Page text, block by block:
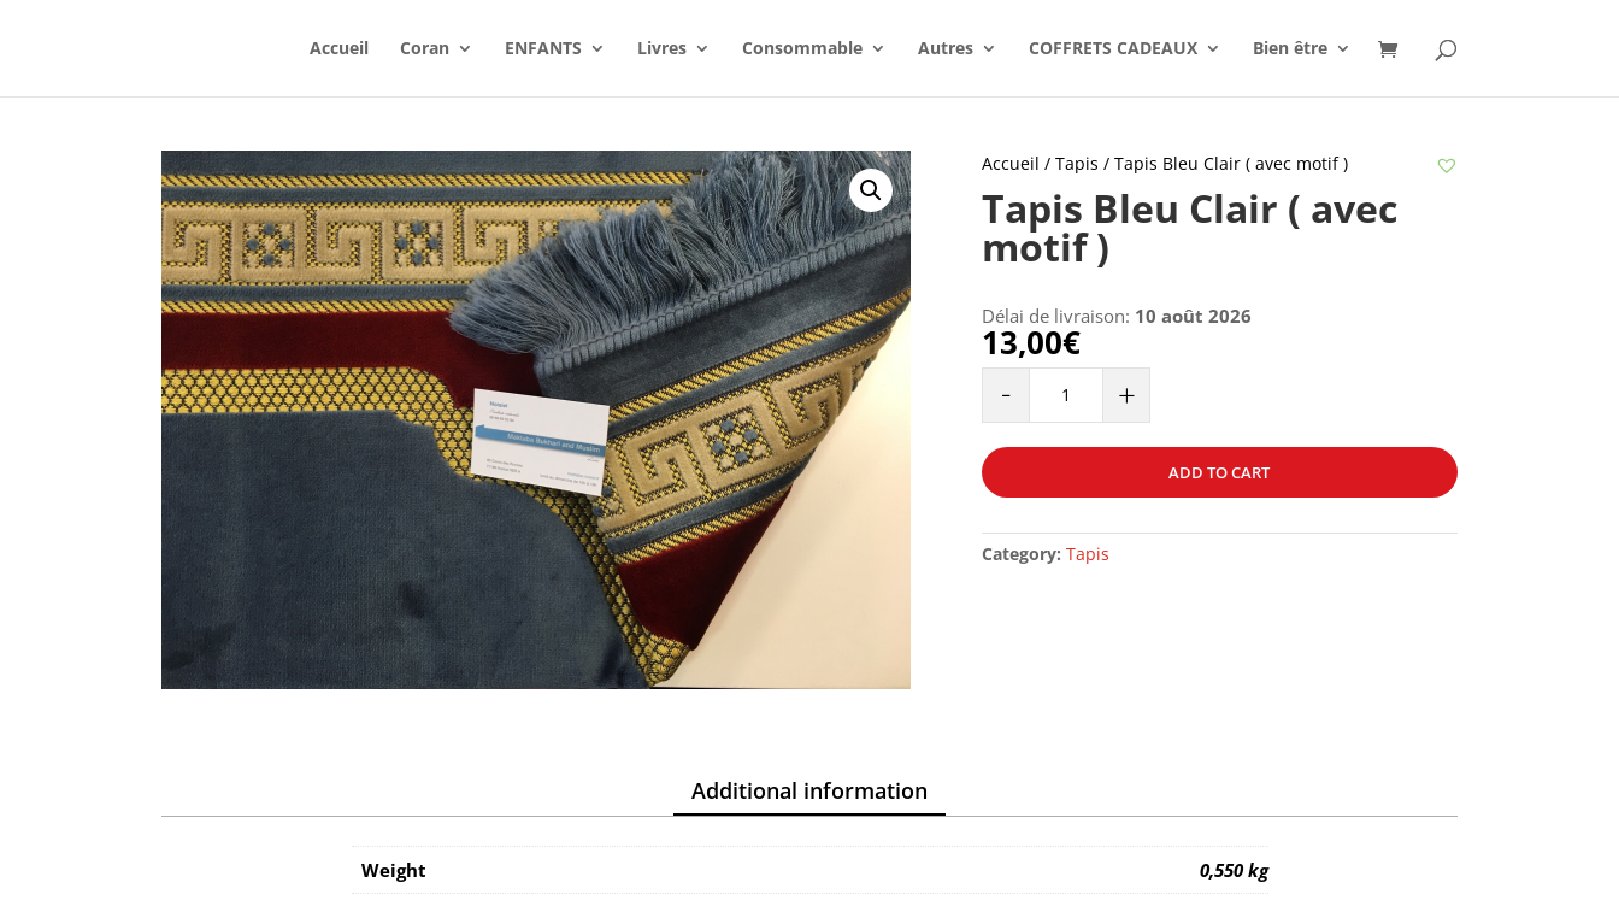
Accueil Coran ENFANTS Livres Consommable Autres COFFRETS CADEAUX Bien être
Accueil / Tapis / Tapis Bleu Clair ( avec motif )
Tapis Bleu Clair ( avec
motif )
Délai de livraison: 10 août 2026
13,00€
-
(
avec
)
quantity
+
ADD TO CART
Category: Tapis
Additional information
Weight 0,550 kg